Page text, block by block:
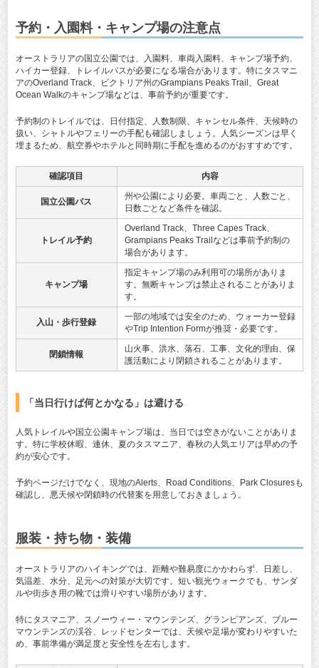
予約・入園料・キャンプ場の注意点
オーストラリアの国立公園では、入園料、車両入園料、キャンプ場予約、
ハイカー登録、トレイルパスが必要になる場合があります。特にタスマニ
アのOverland Track、ビクトリア州のGrampians Peaks Trail、Great
Ocean Walkのキャンプ場などは、事前予約が重要です。
予約制のトレイルでは、日付指定、人数制限、キャンセル条件、天候時の
扱い、シャトルやフェリーの手配も確認しましょう。人気シーズンは早く
埋まるため、航空券やホテルと同時期に手配を進めるのがおすすめです。
確認項目 内容
国立公園パス
州や公園により必要。車両ごと、人数ごと、
日数ごとなど条件を確認。
トレイル予約
Overland Track、Three Capes Track、
Grampians Peaks Trailなどは事前予約制の
場合があります。
キャンプ場
指定キャンプ場のみ利用可の場所がありま
す。無断キャンプは禁止されることがありま
す。
入山・歩行登録
一部の地域では安全のため、ウォーカー登録
やTrip Intention Formが推奨・必要です。
閉鎖情報
山火事、洪水、落石、工事、文化的理由、保
護活動により閉鎖されることがあります。
「当日行けば何とかなる」は避ける
人気トレイルや国立公園キャンプ場は、当日では空きがないことがありま
す。特に学校休暇、連休、夏のタスマニア、春秋の人気エリアは早めの予
約が安心です。
予約ページだけでなく、現地のAlerts、Road Conditions、Park Closuresも
確認し、悪天候や閉鎖時の代替案を用意しておきましょう。
服装・持ち物・装備
オーストラリアのハイキングでは、距離や難易度にかかわらず、日差し、
気温差、水分、足元への対策が大切です。短い観光ウォークでも、サンダ
ルや街歩き用の靴では滑りやすい場所があります。
特にタスマニア、スノーウィー・マウンテンズ、グランピアンズ、ブルー
マウンテンズの渓谷、レッドセンターでは、天候や足場が変わりやすいた
め、事前準備が満足度と安全性を左右します。